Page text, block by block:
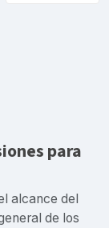
para
alcance del
de los